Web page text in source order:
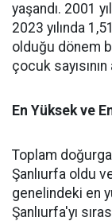
yaşandı. 2001
2023 yılında
olduğu dönem
çocuk
En Yüksek ve
Toplam
Şanlıurfa oldu
genelindeki en
Şanlıurfa'yı